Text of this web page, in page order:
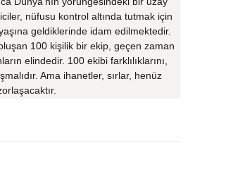
nüfusu kontrol altında tutmak için
geldiklerinde idam edilmektedir.
100 kişilik bir ekip, geçen zaman
elindedir. 100 ekibi farklılıklarını,
Ama ihanetler, sırlar, henüz